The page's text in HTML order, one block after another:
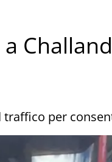
traffico per